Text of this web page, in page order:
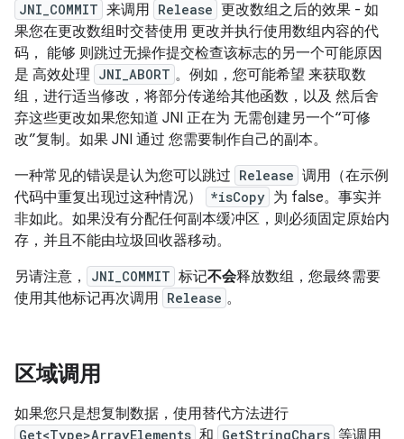
JNI_COMMIT 来调用 Release 更改数组之后的效果 - 如
果您在更改数组时交替使用 更改并执行使用数组内容的代
码， 能够 则跳过无操作提交检查该标志的另一个可能原因
是 高效处理 JNI_ABORT 。例如，您可能希望 来获取数
组，进行适当修改，将部分传递给其他函数，以及 然后舍
弃这些更改如果您知道 JNI 正在为 无需创建另一个“可修
改”复制。如果 JNI 通过 您需要制作自己的副本。
一种常见的错误是认为您可以跳过 Release 调用（在示例
代码中重复出现过这种情况）
*isCopy 为 false。事实并
非如此。如果没有分配任何副本缓冲区，则必须固定原始内
存，并且不能由垃圾回收器移动。
另请注意，
JNI_COMMIT 标记不会释放数组，您最终需要
使用其他标记再次调用 Release 。
区域调用
如果您只是想复制数据，使用替代方法进行
Get<Type>ArrayElements 和 GetStringChars 等调用